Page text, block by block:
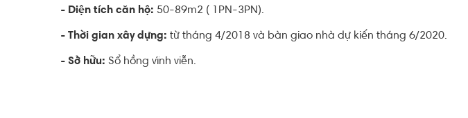
- Diện tích căn hộ: 50-89m2 ( 1PN-3PN).
- Thời gian xây dựng: từ tháng 4/2018 và bàn giao nhà dự kiến tháng 6/2020.
- Sở hữu: Sổ hồng vĩnh viễn.